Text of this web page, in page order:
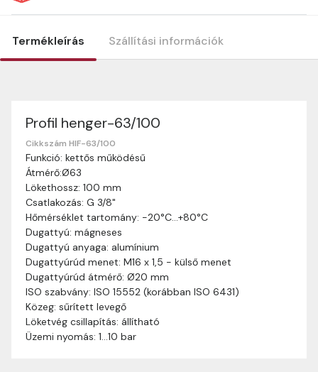
Termékleírás Szállítási információk
Profil henger-63/100
Cikkszám HIF-63/100
Funkció: kettős működésű
Átmérő:Ø63
Lökethossz: 100 mm
Csatlakozás: G 3/8"
Hőmérséklet tartomány: -20°C…+80°C
Dugattyú: mágneses
Dugattyú anyaga: alumínium
Dugattyúrúd menet: M16 x 1,5 - külső menet
Dugattyúrúd átmérő: Ø20 mm
ISO szabvány: ISO 15552 (korábban ISO 6431)
Közeg: sűrített levegő
Löketvég csillapítás: állítható
Üzemi nyomás: 1…10 bar
Szállítási információk
Nagyon köszönjük, hogy webshopunkat választottátok
vásárlásaitokhoz. Az alábbiakban megtaláljátok szállítási
információinkat, hogy a vásárlásotok gördülékenyen és
zökkenőmentesen történhessen.
Szállítási idő:Általában a megrendeléseket 2-5
munkanapon belül kézbesítjük. Amennyiben
valamilyen okból kifolyólag a szállítás hosszabb
ideig tart, előre értesítünk benneteket.
Szállítási díj:A szállítási díj függ a termék súlyától
és a szállítási cím távolságától. A pontos szállítási
díjat a vásárlás folyamata során megtekinthetitek,
mielőtt a rendelést véglegesítitek.